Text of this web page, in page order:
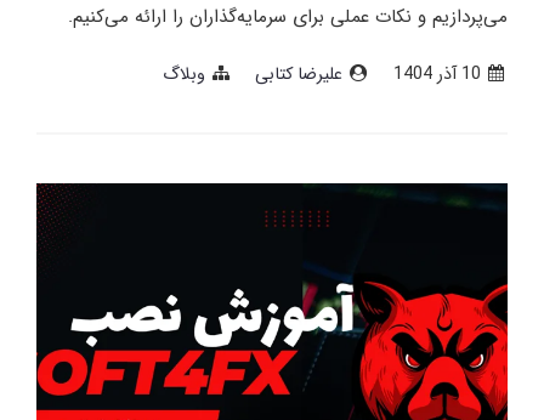
می‌پردازیم و نکات عملی برای سرمایه‌گذاران را ارائه می‌کنیم.
10 آذر 1404 علیرضا کتابی وبلاگ